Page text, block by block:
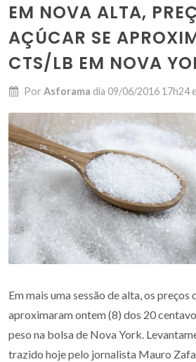
EM NOVA ALTA,
AÇÚCAR SE
CTS/LB EM NOVA
Por Asforama dia 09/06/2016 17h24
Em mais uma sessão de alta, os preços
aproximaram ontem (8) dos 20
peso na bolsa de Nova York.
trazido hoje pelo jornalista Mauro